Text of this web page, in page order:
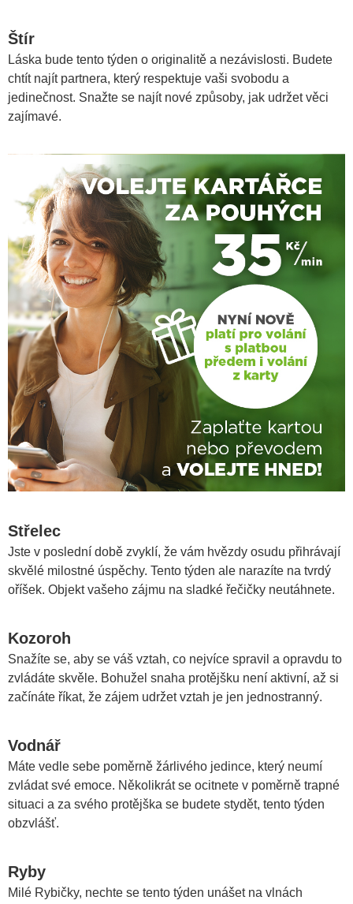
Štír
Láska bude tento týden o originalitě a nezávislosti. Budete
chtít najít partnera, který respektuje vaši svobodu a
jedinečnost. Snažte se najít nové způsoby, jak udržet věci
zajímavé.
Střelec
Jste v poslední době zvyklí, že vám hvězdy osudu přihrávají
skvělé milostné úspěchy. Tento týden ale narazíte na tvrdý
oříšek. Objekt vašeho zájmu na sladké řečičky neutáhnete.
Kozoroh
Snažíte se, aby se váš vztah, co nejvíce spravil a opravdu to
zvládáte skvěle. Bohužel snaha protějšku není aktivní, až si
začínáte říkat, že zájem udržet vztah je jen jednostranný.
Vodnář
Máte vedle sebe poměrně žárlivého jedince, který neumí
zvládat své emoce. Několikrát se ocitnete v poměrně trapné
situaci a za svého protějška se budete stydět, tento týden
obzvlášť.
Ryby
Milé Rybičky, nechte se tento týden unášet na vlnách